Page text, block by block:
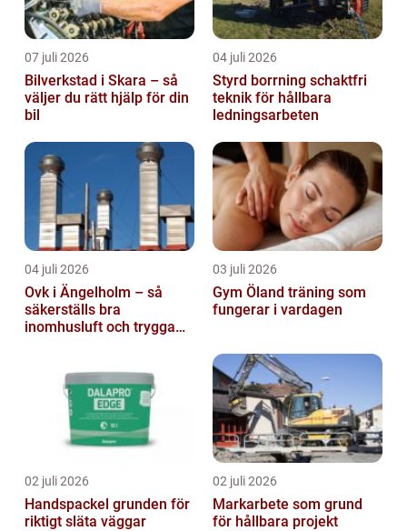
07 juli 2026
Bilverkstad i Skara – så
väljer du rätt hjälp för din
bil
04 juli 2026
Styrd borrning schaktfri
teknik för hållbara
ledningsarbeten
04 juli 2026
Ovk i Ängelholm – så
säkerställs bra
inomhusluft och trygga
03 juli 2026
Gym Öland träning som
fungerar i vardagen
02 juli 2026
Handspackel grunden för
riktigt släta väggar
02 juli 2026
Markarbete som grund
för hållbara projekt